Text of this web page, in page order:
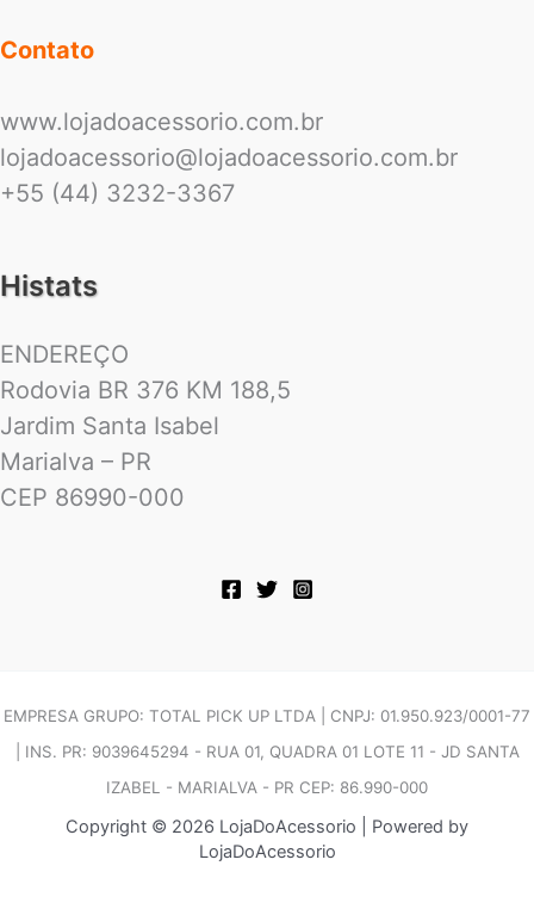
Contato
www.lojadoacessorio.com.br
lojadoacessorio@lojadoacessorio.com.br
+55 (44) 3232-3367
Histats
ENDEREÇO
Rodovia BR 376 KM 188,5
Jardim Santa Isabel
Marialva – PR
CEP 86990-000
EMPRESA GRUPO: TOTAL PICK UP LTDA | CNPJ: 01.950.923/0001-77
| INS. PR: 9039645294 - RUA 01, QUADRA 01 LOTE 11 - JD SANTA
IZABEL - MARIALVA - PR CEP: 86.990-000
Copyright © 2026 LojaDoAcessorio | Powered by
LojaDoAcessorio